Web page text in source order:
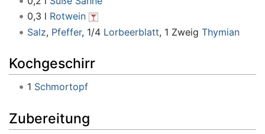
0,3 l Rotwein
Salz, Pfeffer, 1/4 Lorbeerblatt, 1 Zweig Thymian
Kochgeschirr
1 Schmortopf
Zubereitung